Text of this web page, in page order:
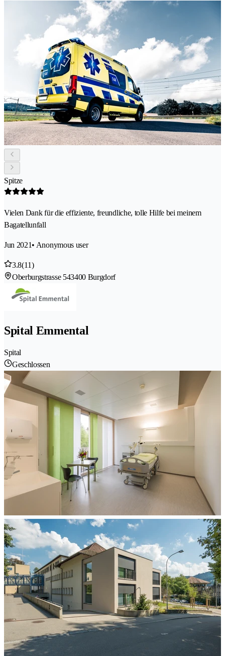
Spitze
Vielen Dank für die effiziente, freundliche, tolle Hilfe bei meinem
Bagatellunfall
Jun 2021• Anonymous user
3.8(11)
Oberburgstrasse 543400 Burgdorf
Spital Emmental
Spital
Geschlossen